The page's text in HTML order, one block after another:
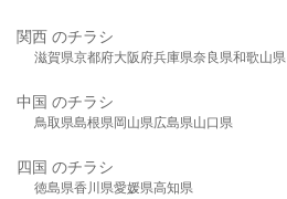
関西 のチラシ
滋賀県京都府大阪府兵庫県奈良県和歌山県
中国 のチラシ
鳥取県島根県岡山県広島県山口県
四国 のチラシ
徳島県香川県愛媛県高知県